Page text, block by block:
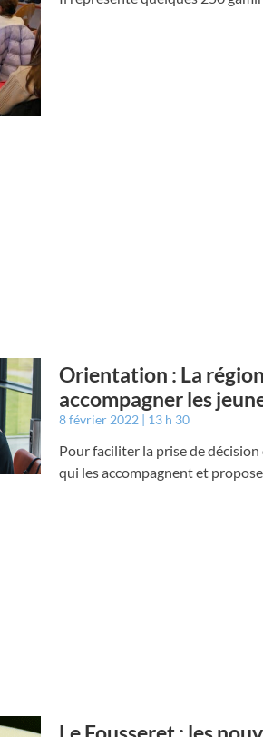
Orientation : La
accompagner les
8 février 2022 13 h 30
Pour faciliter la prise de décision
qui les accompagnent et